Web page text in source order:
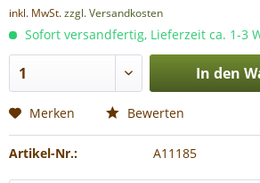
inkl. MwSt.zzgl. Versandkosten
Sofort versandfertig, Lieferzeit ca. 1-3
In den
Merken Bewerten
Artikel-Nr.: A11185